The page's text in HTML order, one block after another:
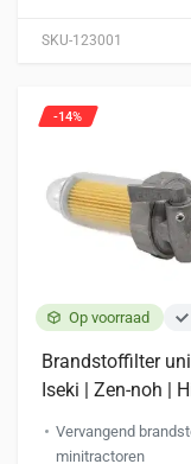
SKU-123001
Op voorraad
-14%
Brandstoffilter
Iseki | Zen-noh |
Vervangend
minitractoren